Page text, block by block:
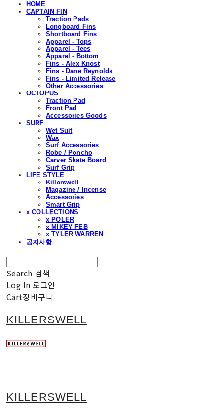
HOME
CAPTAIN FIN
Traction Pads
Longboard Fins
Shortboard Fins
Apparel - Tops
Apparel - Tees
Apparel - Bottom
Fins - Alex Knost
Fins - Dane Reynolds
Fins - Limited Release
Other Accessories
OCTOPUS
Traction Pad
Front Pad
Accessories Goods
SURF
Wet Suit
Wax
Surf Accessories
Robe / Poncho
Carver Skate Board
Surf Grip
LIFE STYLE
Killerswell
Magazine / Incense
Accessories
Smart Grip
x COLLECTIONS
x POLER
x MIKEY FEB
x TYLER WARREN
공지사항
Search 검색
Log In 로그인
Cart장바구니
KILLERSWELL
KILLERSWELL